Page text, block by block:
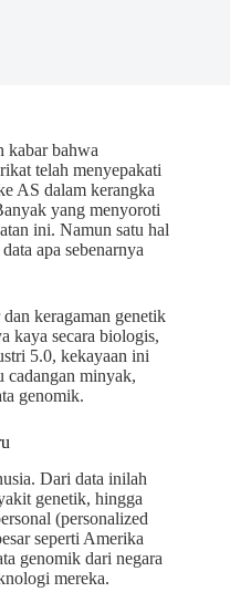
kabar bahwa
telah menyepakati
AS dalam kerangka
yang menyoroti
ini. Namun satu hal
apa sebenarnya
keragaman genetik
kaya secara biologis,
5.0, kekayaan ini
cadangan minyak,
genomik.
Dari data inilah
genetik, hingga
(personalized
seperti Amerika
genomik dari negara
mereka.